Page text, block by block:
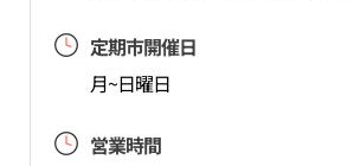
定期市開催日
月~日曜日
営業時間